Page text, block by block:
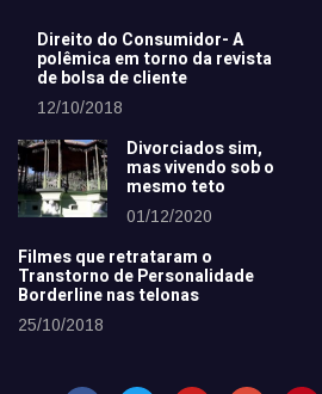
Direito do Consumidor- A
polêmica em torno da revista
de bolsa de cliente
12/10/2018
Divorciados sim,
mas vivendo sob o
mesmo teto
01/12/2020
Filmes que retrataram o
Transtorno de Personalidade
Borderline nas telonas
25/10/2018